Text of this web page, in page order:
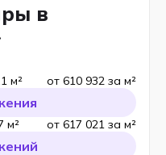
в
м² от 610 932 за м²
м² от 617 021 за м²